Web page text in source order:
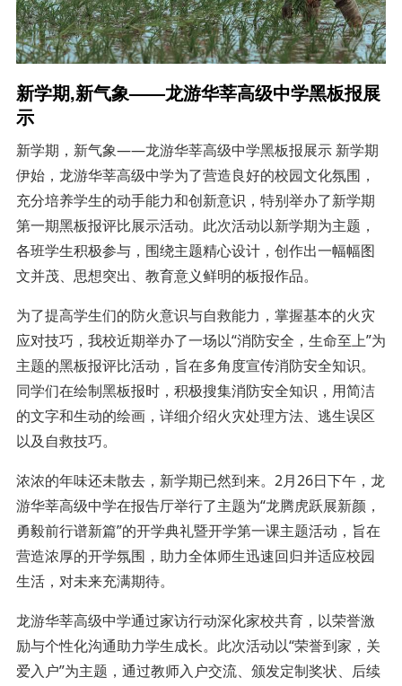
新学期,新气象——龙游华莘高级中学黑板报展
示
新学期，新气象——龙游华莘高级中学黑板报展示 新学期
伊始，龙游华莘高级中学为了营造良好的校园文化氛围，
充分培养学生的动手能力和创新意识，特别举办了新学期
第一期黑板报评比展示活动。此次活动以新学期为主题，
各班学生积极参与，围绕主题精心设计，创作出一幅幅图
文并茂、思想突出、教育意义鲜明的板报作品。
为了提高学生们的防火意识与自救能力，掌握基本的火灾
应对技巧，我校近期举办了一场以“消防安全，生命至上”为
主题的黑板报评比活动，旨在多角度宣传消防安全知识。
同学们在绘制黑板报时，积极搜集消防安全知识，用简洁
的文字和生动的绘画，详细介绍火灾处理方法、逃生误区
以及自救技巧。
浓浓的年味还未散去，新学期已然到来。2月26日下午，龙
游华莘高级中学在报告厅举行了主题为“龙腾虎跃展新颜，
勇毅前行谱新篇”的开学典礼暨开学第一课主题活动，旨在
营造浓厚的开学氛围，助力全体师生迅速回归并适应校园
生活，对未来充满期待。
龙游华莘高级中学通过家访行动深化家校共育，以荣誉激
励与个性化沟通助力学生成长。此次活动以“荣誉到家，关
爱入户”为主题，通过教师入户交流、颁发定制奖状、后续